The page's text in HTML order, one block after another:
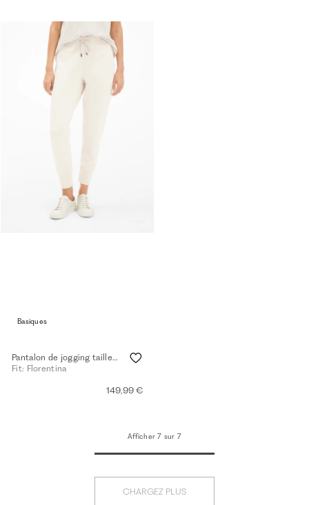
Basiques
Pantalon de jogging taille haute - eggshell
Fit: Florentina
149,99 €
Afficher 7 sur 7
CHARGEZ PLUS